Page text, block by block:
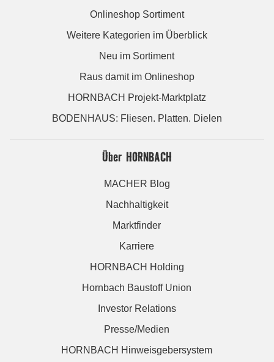
Onlineshop Sortiment
Weitere Kategorien im Überblick
Neu im Sortiment
Raus damit im Onlineshop
HORNBACH Projekt-Marktplatz
BODENHAUS: Fliesen. Platten. Dielen
Über HORNBACH
MACHER Blog
Nachhaltigkeit
Marktfinder
Karriere
HORNBACH Holding
Hornbach Baustoff Union
Investor Relations
Presse/Medien
HORNBACH Hinweisgebersystem